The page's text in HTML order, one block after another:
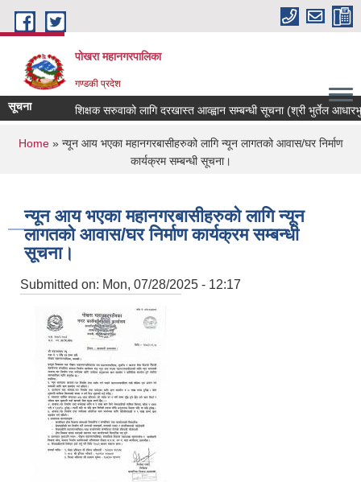
Skip to main content
पोखरा महानगरपालिका
गण्डकी प्रदेश
सूचना शिक्षक सरुवाको लागि दरखास्त आव्ह्वान सम्बन्धी सूचना (श्री भुर्तेल आधारभुत
You are here
Home» न्यून आय भएका महानगरबासीहरुको लागि न्यून लागतको आवास/घर निर्माण
कार्यक्रम सम्बन्धी सूचना।
न्यून आय भएका महानगरबासीहरुको लागि न्यून
लागतको आवास/घर निर्माण कार्यक्रम सम्बन्धी
सूचना।
Submitted on: Mon, 07/28/2025 - 12:17